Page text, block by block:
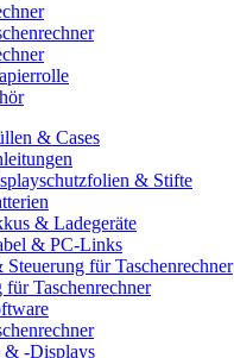
& Cases
& Stifte
& Ladegeräte
& PC-Links
für Taschenrechner
für Taschenrechner
& -Displays